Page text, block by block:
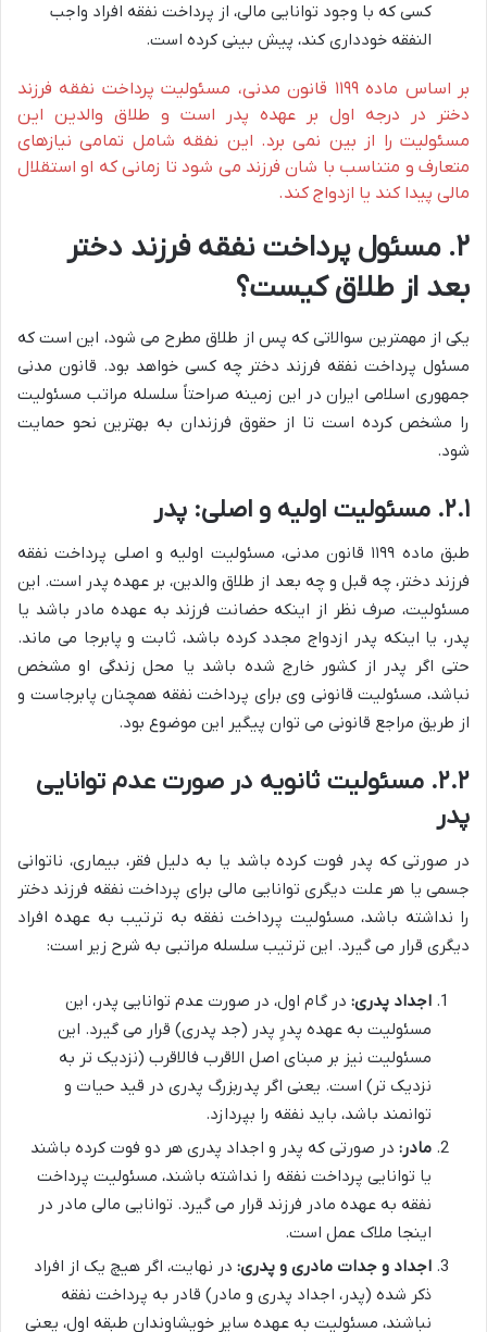
کسی که با وجود توانایی مالی، از پرداخت نفقه افراد واجب
النفقه خودداری کند، پیش بینی کرده است.
بر اساس ماده ۱۱۹۹ قانون مدنی، مسئولیت پرداخت نفقه فرزند
دختر در درجه اول بر عهده پدر است و طلاق والدین این
مسئولیت را از بین نمی برد. این نفقه شامل تمامی نیازهای
متعارف و متناسب با شان فرزند می شود تا زمانی که او استقلال
مالی پیدا کند یا ازدواج کند.
۲. مسئول پرداخت نفقه فرزند دختر
بعد از طلاق کیست؟
یکی از مهمترین سوالاتی که پس از طلاق مطرح می شود، این است که
مسئول پرداخت نفقه فرزند دختر چه کسی خواهد بود. قانون مدنی
جمهوری اسلامی ایران در این زمینه صراحتاً سلسله مراتب مسئولیت
را مشخص کرده است تا از حقوق فرزندان به بهترین نحو حمایت
شود.
۲.۱. مسئولیت اولیه و اصلی: پدر
طبق ماده ۱۱۹۹ قانون مدنی، مسئولیت اولیه و اصلی پرداخت نفقه
فرزند دختر، چه قبل و چه بعد از طلاق والدین، بر عهده پدر است. این
مسئولیت، صرف نظر از اینکه حضانت فرزند به عهده مادر باشد یا
پدر، یا اینکه پدر ازدواج مجدد کرده باشد، ثابت و پابرجا می ماند.
حتی اگر پدر از کشور خارج شده باشد یا محل زندگی او مشخص
نباشد، مسئولیت قانونی وی برای پرداخت نفقه همچنان پابرجاست و
از طریق مراجع قانونی می توان پیگیر این موضوع بود.
۲.۲. مسئولیت ثانویه در صورت عدم توانایی
پدر
در صورتی که پدر فوت کرده باشد یا به دلیل فقر، بیماری، ناتوانی
جسمی یا هر علت دیگری توانایی مالی برای پرداخت نفقه فرزند دختر
را نداشته باشد، مسئولیت پرداخت نفقه به ترتیب به عهده افراد
دیگری قرار می گیرد. این ترتیب سلسله مراتبی به شرح زیر است:
اجداد پدری: در گام اول، در صورت عدم توانایی پدر، این
مسئولیت به عهده پدرِ پدر (جد پدری) قرار می گیرد. این
مسئولیت نیز بر مبنای اصل الاقرب فالاقرب (نزدیک تر به
نزدیک تر) است. یعنی اگر پدربزرگ پدری در قید حیات و
توانمند باشد، باید نفقه را بپردازد.
مادر: در صورتی که پدر و اجداد پدری هر دو فوت کرده باشند
یا توانایی پرداخت نفقه را نداشته باشند، مسئولیت پرداخت
نفقه به عهده مادر فرزند قرار می گیرد. توانایی مالی مادر در
اینجا ملاک عمل است.
اجداد و جدات مادری و پدری: در نهایت، اگر هیچ یک از افراد
ذکر شده (پدر، اجداد پدری و مادر) قادر به پرداخت نفقه
نباشند، مسئولیت به عهده سایر خویشاوندان طبقه اول، یعنی